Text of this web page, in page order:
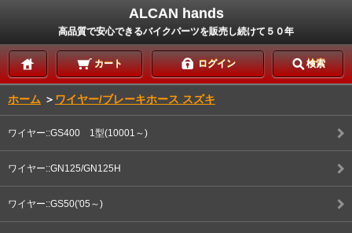
ALCAN hands
高品質で安心できるバイクパーツを販売し続けて５０年
カート ログイン 検索
ホーム ＞ ワイヤー/ブレーキホース スズキ
ワイヤー::GS400 1型(10001～)
ワイヤー::GN125/GN125H
ワイヤー::GS50('05～)